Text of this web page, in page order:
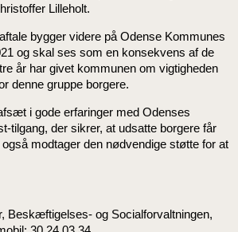
Lilleholt.
bygger videre på Odense Kommunes
og skal ses som en konsekvens af de
år har givet kommunen om vigtigheden
denne gruppe borgere.
i gode erfaringer med Odenses
tilgang, der sikrer, at udsatte borgere får
modtager den nødvendige støtte for at
Beskæftigelses- og Socialforvaltningen,